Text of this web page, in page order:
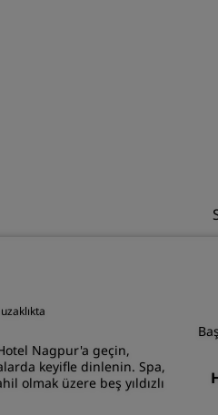
Nagpur'a geçin,
keyifle dinlenin. Spa,
olmak üzere beş yıldızlı